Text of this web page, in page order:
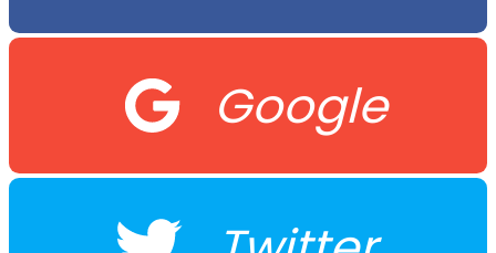
Google